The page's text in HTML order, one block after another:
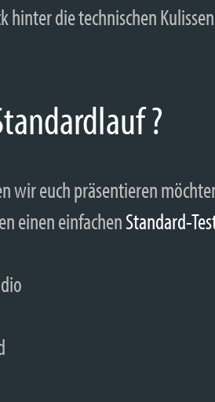
hinter die technischen
?
wir euch präsentieren
einen einfachenStandard-